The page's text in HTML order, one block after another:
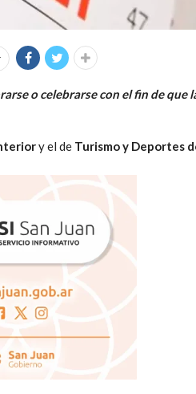
o celebrarse con el fin de que
y el de Turismo y Deportes